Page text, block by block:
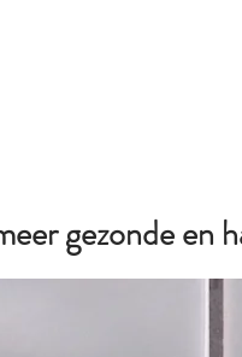
gezonde en